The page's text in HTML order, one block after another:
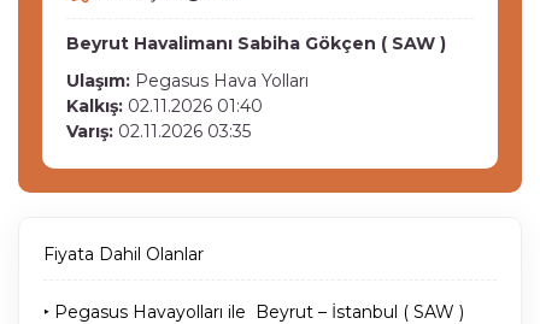
Beyrut Havalimanı Sabiha Gökçen ( SAW )
Ulaşım: Pegasus Hava Yolları
Kalkış: 02.11.2026 01:40
Varış: 02.11.2026 03:35
Fiyata Dahil Olanlar
‣ Pegasus Havayolları ile Beyrut – İstanbul ( SAW )